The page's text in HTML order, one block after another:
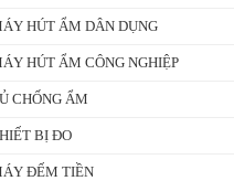
HÚT ẨM DÂN DỤNG
HÚT ẨM CÔNG NGHIỆP
CHỐNG ẨM
BỊ ĐO
ĐẾM TIỀN